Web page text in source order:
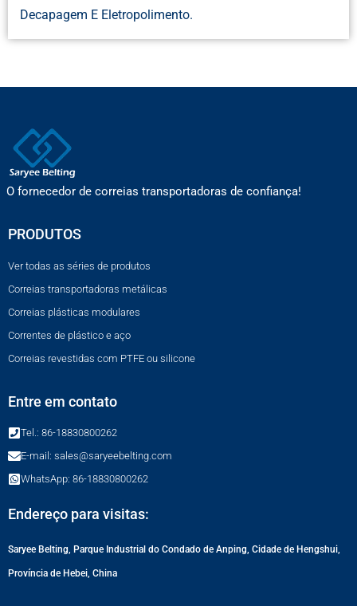
Decapagem E Eletropolimento.
O fornecedor de correias transportadoras de confiança!
PRODUTOS
Ver todas as séries de produtos
Correias transportadoras metálicas
Correias plásticas modulares
Correntes de plástico e aço
Correias revestidas com PTFE ou silicone
Entre em contato
Tel.: 86-18830800262
E-mail: sales@saryeebelting.com
WhatsApp: 86-18830800262
Endereço para visitas:
Saryee Belting, Parque Industrial do Condado de Anping, Cidade de Hengshui,
Província de Hebei, China